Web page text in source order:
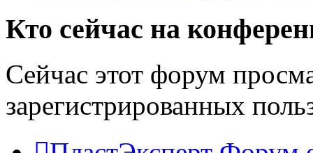
Кто сейчас на
Сейчас этот форум
зарегистрированных